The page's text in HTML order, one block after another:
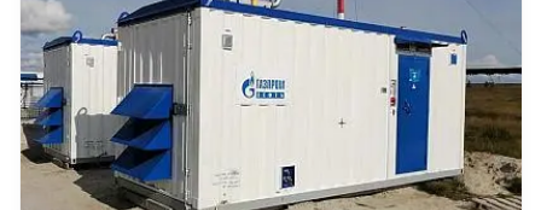
Смотреть проект